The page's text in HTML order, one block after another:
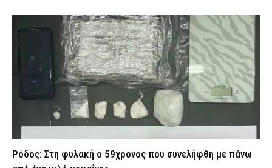
Time Out: Αυτές είναι οι 10 καλύτερες πόλεις της Ευρώπης για
την Gen Z – Σε ποια θέση βρίσκεται η Αθήνα
8 Αυγούστου 2026 08:28
Τι μπορεί και τι δεν μπορεί να ζητήσει ένας ιδιοκτήτης από τον
ενοικιαστή – Όσα πρέπει να γνωρίζετε
CAPITAL 8 Αυγούστου 2026 08:14
Ρομά με πατίνια προσποιούνταν τα ζευγάρια και «ρήμαζαν»
επιχειρήσεις στο κέντρο της Αθήνας (βίντεο)
Ρόδος: Στη φυλακή ο 59χρονος που συνελήφθη με πάνω